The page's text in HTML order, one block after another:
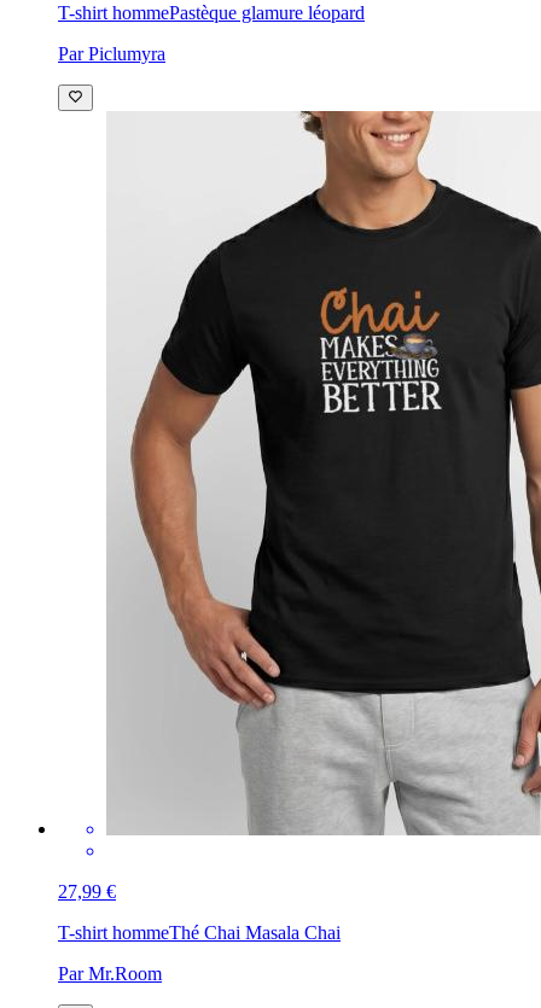
T-shirt hommePastèque glamure léopard
Par Piclumyra
27,99 €
T-shirt hommeThé Chai Masala Chai
Par Mr.Room